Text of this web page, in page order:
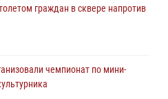
граждан в сквере напротив
чемпионат по мини-